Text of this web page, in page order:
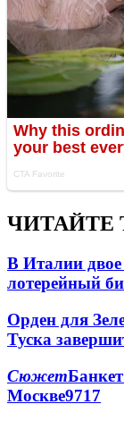
ЧИТАЙТЕ
В Италии
лотерейный
Орден для
Туска
Сюжет
Москве9717